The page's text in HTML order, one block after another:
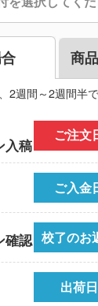
商
2週間～2週間半
入稿
ご注文
ご入金
確認 校了のお
出荷日